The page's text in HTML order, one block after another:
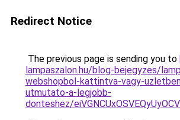
Redirect Notice
The previous page is sending you to
lampaszalon.hu/blog-bejegyzes/
webshopbol-kattintva-vagy-
utmutato-a-legjobb-
donteshez/